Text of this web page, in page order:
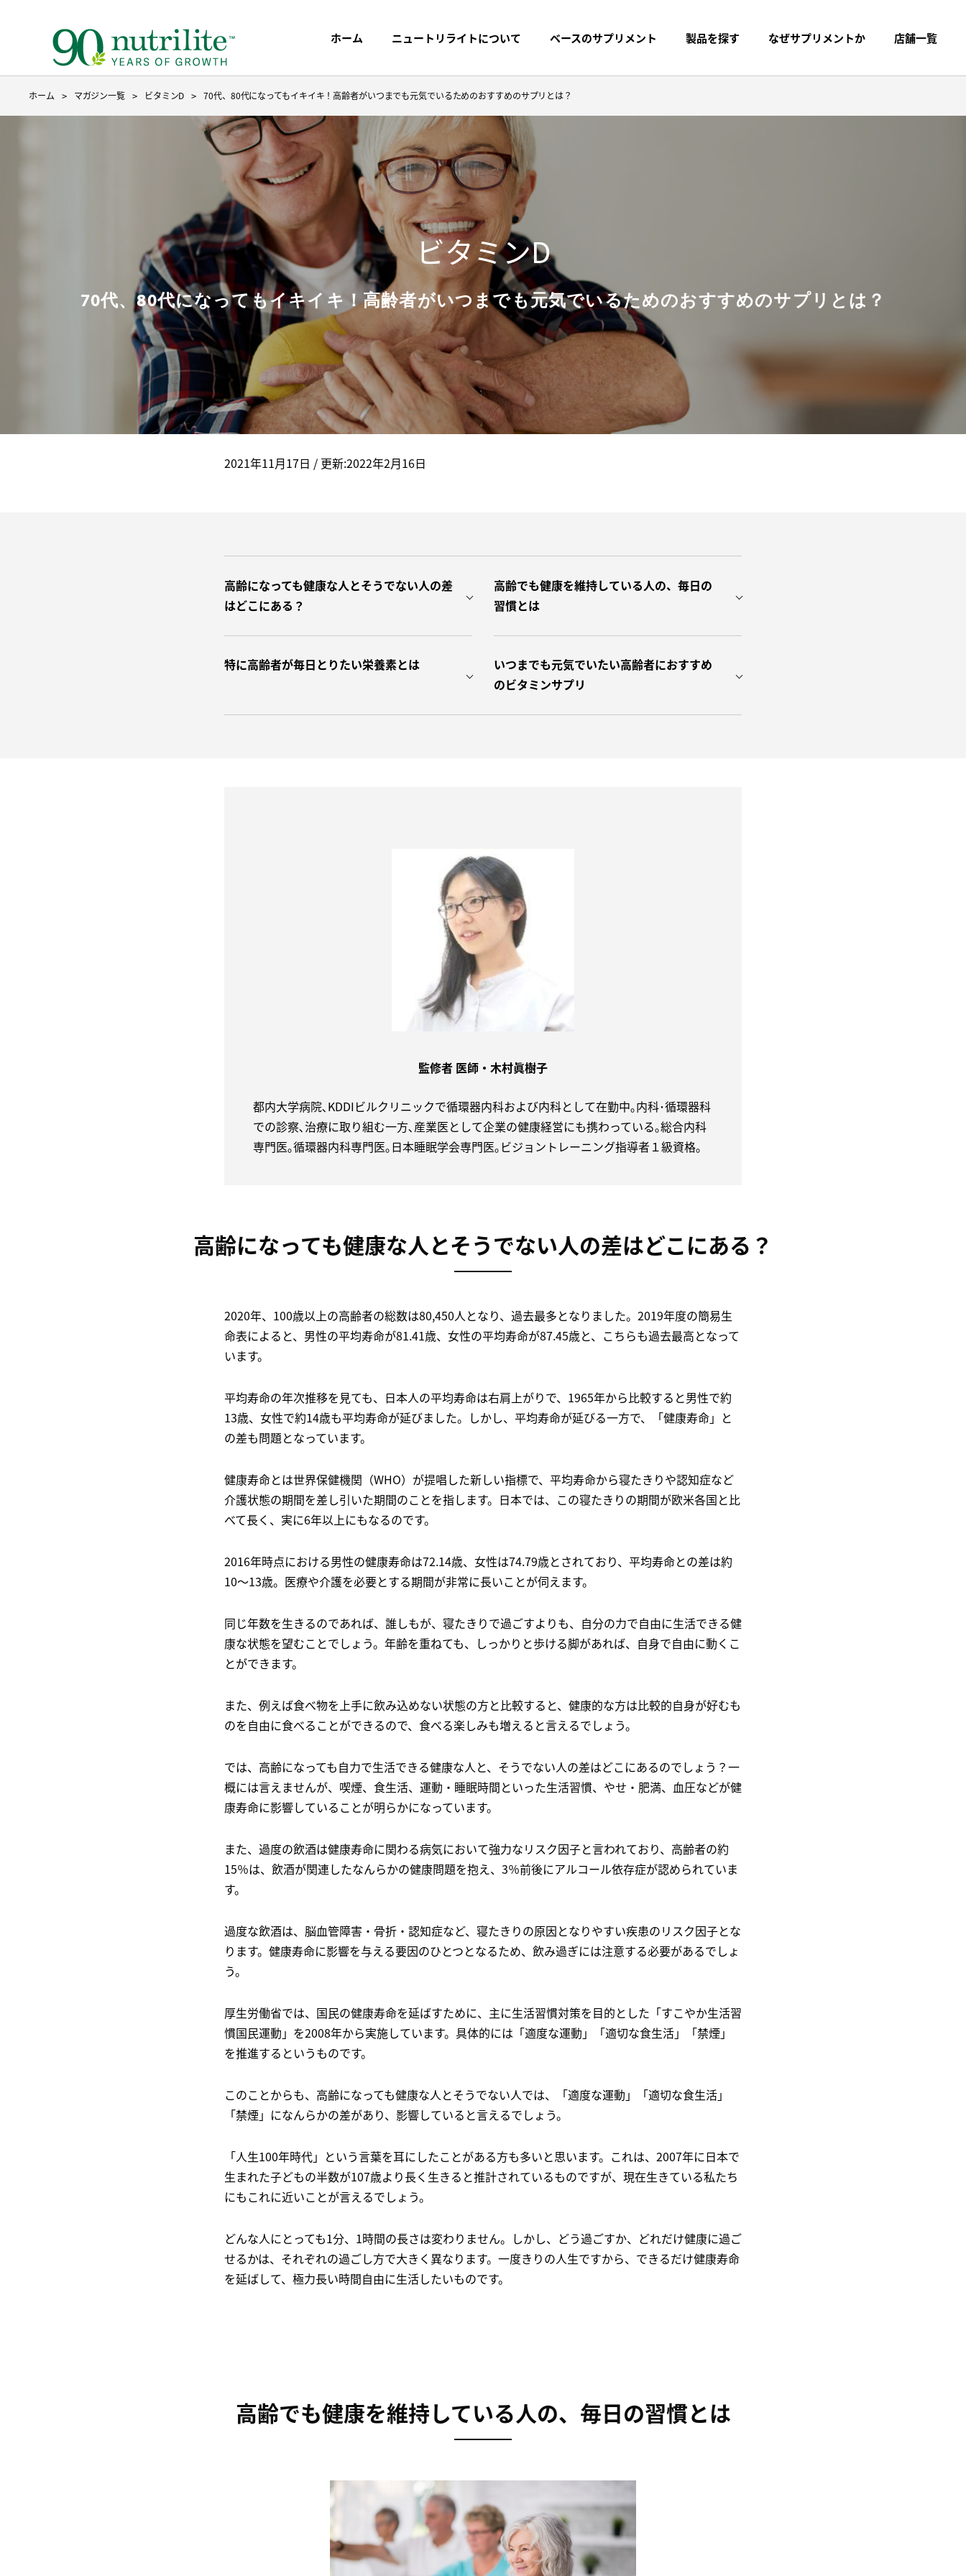
ホーム ニュートリライトについて
ニュートリライトについて トップ
種からサプリメントまでの
9ステップ
ブランドストーリー
ベースのサプリメント
ベースのサプリメント トップ
製品を探す
たんぱく質補給
美容(髪・肌・爪など)が気になる方へ
若々しく過ごしたい
スマホを⻑時間使う
成分から探す
ファイトケミカルス
たんぱく質
ビタミンC
食物繊維
DHA/EPA
乳酸菌
製品名から探す
なぜサプリメントか 店舗一覧
ホーム マガジン一覧 ビタミンD 70代、80代になってもイキイキ！高齢者がいつまでも元気でいるためのおすすめのサプリとは？
ビタミンD
70代、80代になってもイキイキ！高齢者がいつまでも元気でいるためのおすすめのサプリとは？
2021年11月17日 / 更新:2022年2月16日
高齢になっても健康な人とそうでない人の差
はどこにある？
高齢でも健康を維持している人の、毎日の
習慣とは
特に高齢者が毎日とりたい栄養素とは
いつまでも元気でいたい高齢者におすすめ
のビタミンサプリ
監修者 医師・木村眞樹子
都内大学病院､KDDIビルクリニックで循環器内科および内科として在勤中｡内科･循環器科
での診察､治療に取り組む一方､産業医として企業の健康経営にも携わっている｡総合内科
専門医｡循環器内科専門医｡日本睡眠学会専門医｡ビジョントレーニング指導者１級資格｡
高齢になっても健康な人とそうでない人の差はどこにある？
2020年、100歳以上の高齢者の総数は80,450人となり、過去最多となりました。2019年度の簡易生
命表によると、男性の平均寿命が81.41歳、女性の平均寿命が87.45歳と、こちらも過去最高となって
います。
平均寿命の年次推移を見ても、日本人の平均寿命は右肩上がりで、1965年から比較すると男性で約
13歳、女性で約14歳も平均寿命が延びました。しかし、平均寿命が延びる一方で、「健康寿命」と
の差も問題となっています。
健康寿命とは世界保健機関（WHO）が提唱した新しい指標で、平均寿命から寝たきりや認知症など
介護状態の期間を差し引いた期間のことを指します。日本では、この寝たきりの期間が欧米各国と比
べて長く、実に6年以上にもなるのです。
2016年時点における男性の健康寿命は72.14歳、女性は74.79歳とされており、平均寿命との差は約
10～13歳。医療や介護を必要とする期間が非常に長いことが伺えます。
同じ年数を生きるのであれば、誰しもが、寝たきりで過ごすよりも、自分の力で自由に生活できる健
康な状態を望むことでしょう。年齢を重ねても、しっかりと歩ける脚があれば、自身で自由に動くこ
とができます。
また、例えば食べ物を上手に飲み込めない状態の方と比較すると、健康的な方は比較的自身が好むも
のを自由に食べることができるので、食べる楽しみも増えると言えるでしょう。
では、高齢になっても自力で生活できる健康な人と、そうでない人の差はどこにあるのでしょう？一
概には言えませんが、喫煙、食生活、運動・睡眠時間といった生活習慣、やせ・肥満、血圧などが健
康寿命に影響していることが明らかになっています。
また、過度の飲酒は健康寿命に関わる病気において強力なリスク因子と言われており、高齢者の約
15％は、飲酒が関連したなんらかの健康問題を抱え、3％前後にアルコール依存症が認められていま
す。
過度な飲酒は、脳血管障害・骨折・認知症など、寝たきりの原因となりやすい疾患のリスク因子とな
ります。健康寿命に影響を与える要因のひとつとなるため、飲み過ぎには注意する必要があるでしょ
う。
厚生労働省では、国民の健康寿命を延ばすために、主に生活習慣対策を目的とした「すこやか生活習
慣国民運動」を2008年から実施しています。具体的には「適度な運動」「適切な食生活」「禁煙」
を推進するというものです。
このことからも、高齢になっても健康な人とそうでない人では、「適度な運動」「適切な食生活」
「禁煙」になんらかの差があり、影響していると言えるでしょう。
「人生100年時代」という言葉を耳にしたことがある方も多いと思います。これは、2007年に日本で
生まれた子どもの半数が107歳より長く生きると推計されているものですが、現在生きている私たち
にもこれに近いことが言えるでしょう。
どんな人にとっても1分、1時間の長さは変わりません。しかし、どう過ごすか、どれだけ健康に過ご
せるかは、それぞれの過ごし方で大きく異なります。一度きりの人生ですから、できるだけ健康寿命
を延ばして、極力長い時間自由に生活したいものです。
高齢でも健康を維持している人の、毎日の習慣とは